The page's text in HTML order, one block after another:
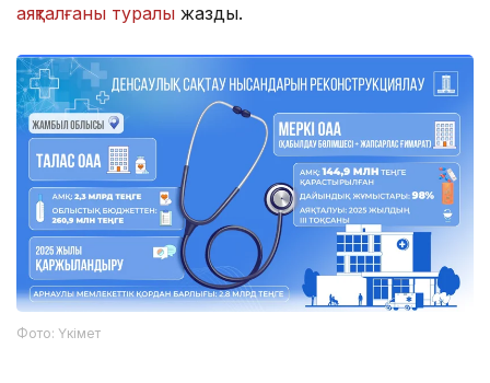
аяқталғаны туралы жаздық.
Фото: Үкімет